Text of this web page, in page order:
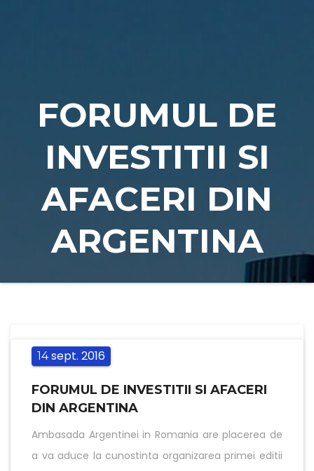
FORUMUL DE
INVESTITII SI
AFACERI DIN
ARGENTINA
14sept. 2016
FORUMUL DE INVESTITII SI AFACERI
DIN ARGENTINA
Ambasada Argentinei in Romania are placerea de
a va aduce la cunostinta organizarea primei editii